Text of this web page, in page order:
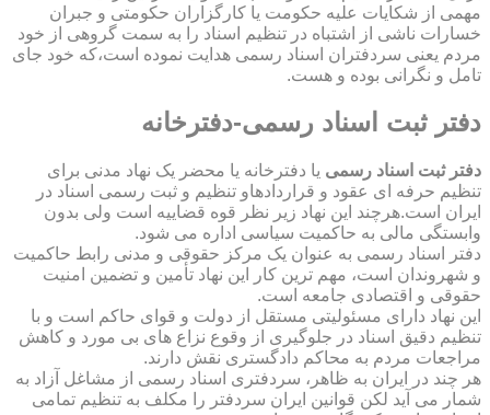
مهمی از شکایات علیه حکومت یا کارگزاران حکومتی و جبران
خسارات ناشی از اشتباه در تنظیم اسناد را به سمت گروهی از خود
مردم یعنی سردفتران اسناد رسمی هدایت نموده است،که خود جای
تامل و نگرانی بوده و هست.
دفتر ثبت اسناد رسمی-دفترخانه
دفتر ثبت اسناد رسمی یا دفترخانه یا محضر یک نهاد مدنی برای
تنظیم حرفه ای عقود و قراردادهاو تنظیم و ثبت رسمی اسناد در
ایران است.هرچند این نهاد زیر نظر قوه قضاییه است ولی بدون
وابستگی مالی به حاکمیت سیاسی اداره می شود.
دفتر اسناد رسمی به عنوان یک مرکز حقوقی و مدنی رابط حاکمیت
و شهروندان است، مهم ترین کار این نهاد تأمین و تضمین امنیت
حقوقی و اقتصادی جامعه است.
این نهاد دارای مسئولیتی مستقل از دولت و قوای حاکم است و با
تنظیم دقیق اسناد در جلوگیری از وقوع نزاع های بی مورد و کاهش
مراجعات مردم به محاکم دادگستری نقش دارند.
هر چند در ایران به ظاهر، سردفتری اسناد رسمی از مشاغل آزاد به
شمار می آید لکن قوانین ایران سردفتر را مکلف به تنظیم تمامی